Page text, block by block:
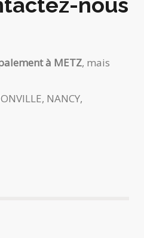
à METZ, mais
NANCY,